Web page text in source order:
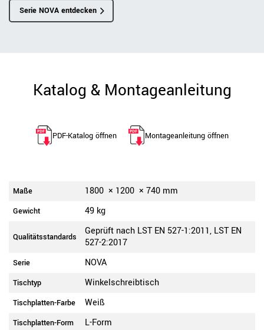
Serie NOVA entdecken
Katalog & Montageanleitung
PDF-Katalog öffnen Montageanleitung öffnen
Maße 1800 × 1200 × 740 mm
Gewicht 49 kg
Qualitätsstandards
Geprüft nach LST EN 527-1:2011, LST EN
527-2:2017
Serie NOVA
Tischtyp Winkelschreibtisch
Tischplatten-Farbe Weiß
Tischplatten-Form L-Form